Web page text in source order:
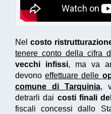
Nel costo
tenere conto della cifra
vecchi infissi, ma va
devonoeffettuare delle
comune di Tarquinia,
detrarli dai costi finali
fiscali concessi dallo